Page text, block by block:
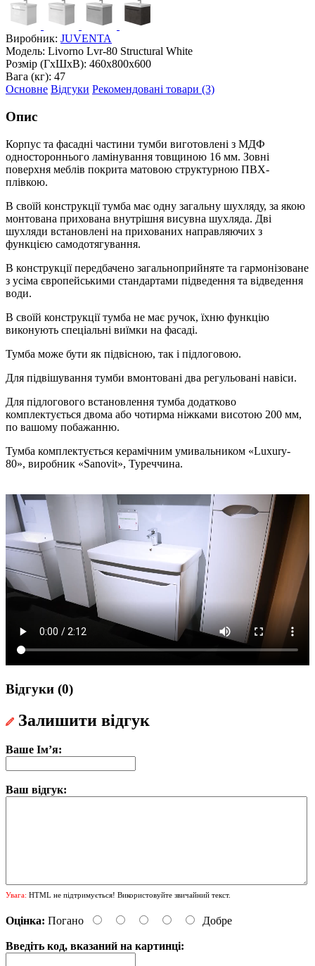
Виробник: JUVENTA
Модель: Livorno Lvr-80 Structural White
Розмір (ГxШxВ): 460x800x600
Вага (кг): 47
Основне Відгуки Рекомендовані товари (3)
Опис
Корпус та фасадні частини тумби виготовлені з МДФ
одностороннього ламінування товщиною 16 мм. Зовні
поверхня меблів покрита матовою структурною ПВХ-
плівкою.
В своїй конструкції тумба має одну загальну шухляду, за якою
монтована прихована внутрішня висувна шухляда. Дві
шухляди встановлені на прихованих направляючих з
функцією самодотягування.
В конструкції передбачено загальноприйняте та гармонізоване
з усіма європейськими стандартами підведення та відведення
води.
В своїй конструкції тумба не має ручок, їхню функцію
виконують спеціальні виїмки на фасаді.
Тумба може бути як підвісною, так і підлоговою.
Для підвішування тумби вмонтовані два регульовані навіси.
Для підлогового встановлення тумба додатково
комплектується двома або чотирма ніжками висотою 200 мм,
по вашому побажанню.
Тумба комплектується керамічним умивальником «Luxury-
80», виробник «Sanovit», Туреччина.
Відгуки (0)
Залишити відгук
Ваше Ім’я:
Ваш відгук:
Увага: HTML не підтримується! Використовуйте звичайний текст.
Оцінка: Погано Добре
Введіть код, вказаний на картинці: